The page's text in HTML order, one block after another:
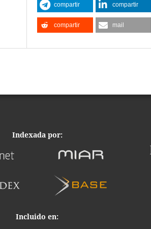
compartir compartir
compartir mail
Indexada por:
Incluido en: